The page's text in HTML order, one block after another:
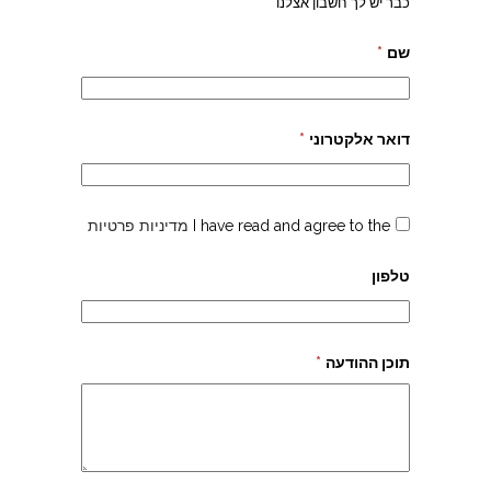
שם *
דואר אלקטרוני *
I have read and agree to the מדיניות פרטיות
טלפון
תוכן ההודעה *